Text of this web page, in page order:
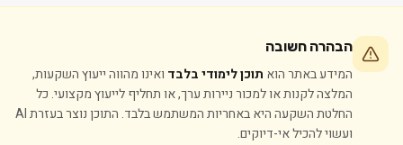
הבהרה חשובה
המידע באתר הוא תוכן לימודי בלבד ואינו מהווה ייעוץ השקעות,
המלצה לקנות או למכור ניירות ערך, או תחליף לייעוץ מקצועי. כל
החלטת השקעה היא באחריות המשתמש בלבד. התוכן נוצר בעזרת AI
ועשוי להכיל אי-דיוקים.